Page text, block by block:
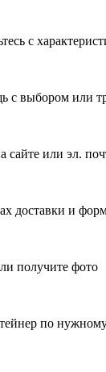
с
выбором или
сайте или эл.
доставки и
получите фото
по